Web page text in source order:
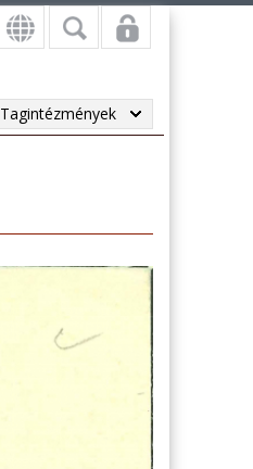
Tagintézmények